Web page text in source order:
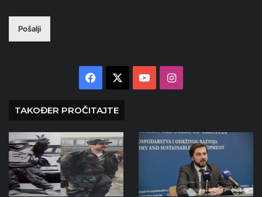
Pošalji
Facebook YouTubeInstagram
TAKOĐER PROČITAJTE